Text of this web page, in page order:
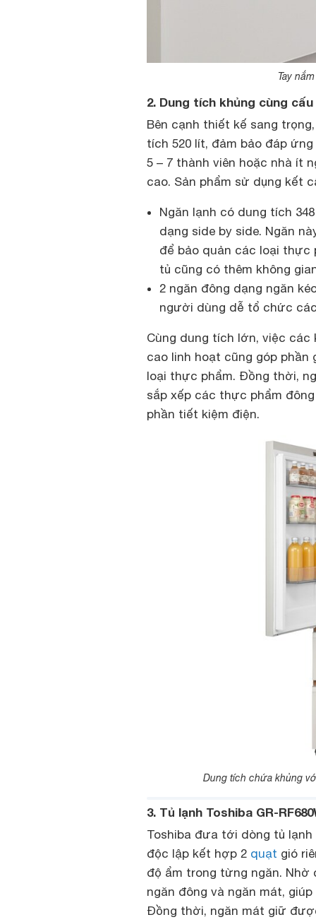
Tay
2. Dung tích khủng cùng
Bên cạnh thiết kế sang trọng,
tích 520 lít, đảm bảo đáp
5 – 7 thành viên hoặc nhà ít
cao. Sản phẩm sử dụng kết
Ngăn lạnh có dung tích
dạng side by side. Ngăn
để bảo quản các loại thực
tủ cũng có thêm không
2 ngăn đông dạng ngăn
người dùng dễ tổ chức
Cùng dung tích lớn, việc các
cao linh hoạt cũng góp
loại thực phẩm. Đồng thời,
sắp xếp các thực phẩm
phần tiết kiệm điện.
Dung tích chứa khủng
3. Tủ lạnh Toshiba GR-
Toshiba đưa tới dòng tủ
độc lập kết hợp 2 quạt gió
độ ẩm trong từng ngăn.
ngăn đông và ngăn mát,
Đồng thời, ngăn mát giữ